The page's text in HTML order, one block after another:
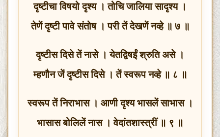
दृष्टीचा विषयो दृश्य । तोचि जालिया सादृश्य ।
तेणें दृष्टी पावे संतोष । परी तें देखणें नव्हे ॥ ७ ॥
दृष्टीस दिसे तें नासे । येतद्विषईं श्रुति असे ।
म्हणौन जें दृष्टीस दिसे । तें स्वरूप नव्हे ॥ ८ ॥
स्वरूप तें निराभास । आणी दृश्य भासलें साभास ।
भासास बोलिलें नास । वेदांतशास्त्रीं ॥ ९ ॥